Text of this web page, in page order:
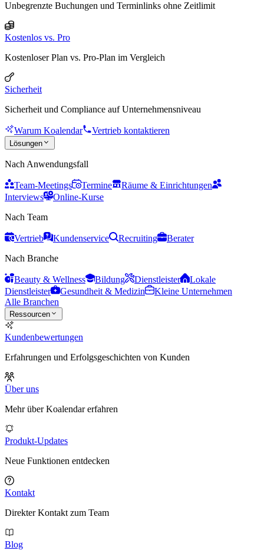
Unbegrenzte Buchungen und Terminlinks ohne Zeitlimit
Kostenlos vs. Pro
Kostenloser Plan vs. Pro-Plan im Vergleich
Sicherheit
Sicherheit und Compliance auf Unternehmensniveau
Warum Koalendar Vertrieb kontaktieren
Lösungen
Nach Anwendungsfall
Team-Meetings Termine
Räume & Einrichtungen
Interviews
Online-Kurse
Nach Team
Vertrieb Kundenservice Recruiting
Berater
Nach Branche
Beauty & Wellness Bildung Dienstleister
Lokale
Dienstleister
Gesundheit & Medizin
Kleine Unternehmen
Alle Branchen
Ressourcen
Kundenbewertungen
Erfahrungen und Erfolgsgeschichten von Kunden
Über uns
Mehr über Koalendar erfahren
Produkt-Updates
Neue Funktionen entdecken
Kontakt
Direkter Kontakt zum Team
Blog